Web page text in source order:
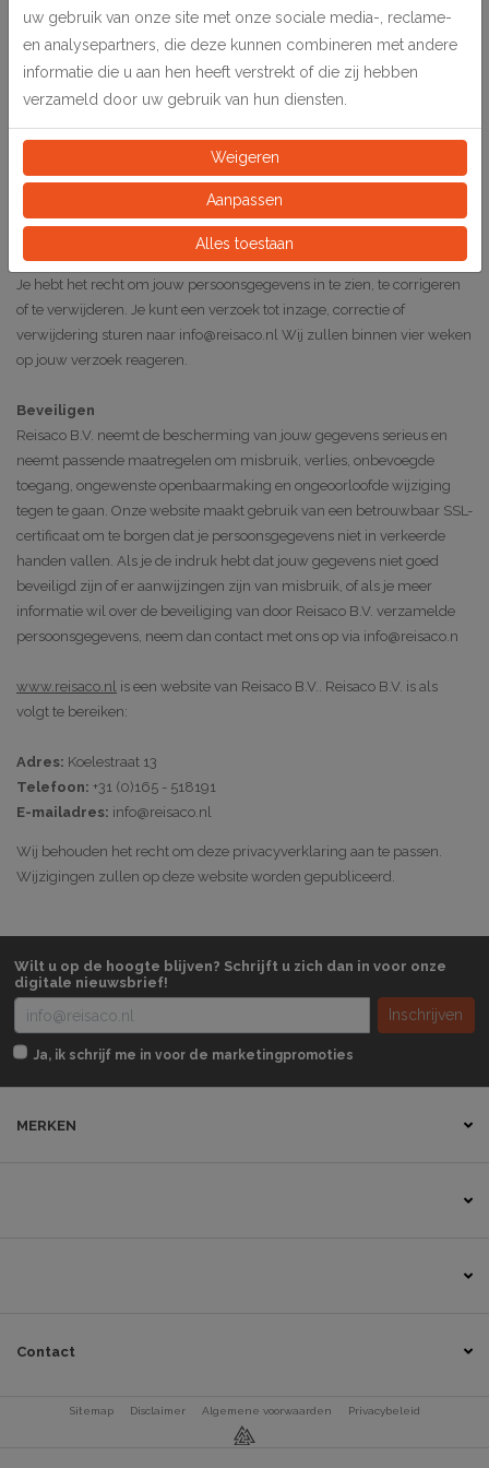
je toestemming toegevoegd aan de lijst van abonnees. Iedere
abonneebestand van de nieuwsbrief wordt niet aan derden verstrekt.
Cookies
Wij maken gebruik van cookies en andere hulpmiddelen (zoals pixels
en scripts) in lijn met onze cookieverklaring en de relevante
regelgeving om informatie over jou te verzamelen wanneer je onze
Gegevens inzien, aanpassen of verwijderen
Je hebt het recht om jouw persoonsgegevens in te zien, te corrigeren
of te verwijderen. Je kunt een verzoek tot inzage, correctie of
verwijdering sturen naar info@reisaco.nl Wij zullen binnen vier weken
op jouw verzoek reageren.
Beveiligen
Reisaco B.V. neemt de bescherming van jouw gegevens serieus en
neemt passende maatregelen om misbruik, verlies, onbevoegde
toegang, ongewenste openbaarmaking en ongeoorloofde wijziging
tegen te gaan. Onze website maakt gebruik van een betrouwbaar SSL-
certificaat om te borgen dat je persoonsgegevens niet in verkeerde
handen vallen. Als je de indruk hebt dat jouw gegevens niet goed
beveiligd zijn of er aanwijzingen zijn van misbruik, of als je meer
informatie wil over de beveiliging van door Reisaco B.V. verzamelde
persoonsgegevens, neem dan contact met ons op via info@reisaco.n
www.reisaco.nl is een website van Reisaco B.V.. Reisaco B.V. is als
volgt te bereiken:
Adres: Koelestraat 13
Telefoon: +31 (0)165 - 518191
E-mailadres: info@reisaco.nl
Wij behouden het recht om deze privacyverklaring aan te passen.
Wijzigingen zullen op deze website worden gepubliceerd.
Wilt u op de hoogte blijven? Schrijft u zich dan in voor onze
digitale nieuwsbrief!
Inschrijven
Ja, ik schrijf me in voor de marketingpromoties
MERKEN
Contact
Sitemap Disclaimer Algemene voorwaarden Privacybeleid
uw gebruik van onze site met onze sociale media-, reclame-
en analysepartners, die deze kunnen combineren met andere
informatie die u aan hen heeft verstrekt of die zij hebben
verzameld door uw gebruik van hun diensten.
Weigeren
Aanpassen
Alles toestaan